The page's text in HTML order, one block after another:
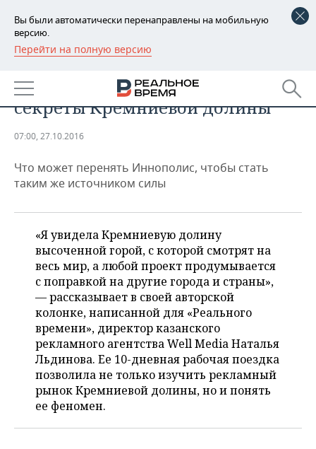
Вы были автоматически перенаправлены на мобильную
версию.
Перейти на полную версию
РЕГИОНЫ
БАШКОРТОСТАН
ТАТАРСТАН
НОВОСТИ
АНАЛИТИКА
ДЕКЛАРАЦИИ О ДОХОДАХ
КОРОЛИ ГОСЗАКАЗА ПФО
ВУЗЫ ТАТАРСТАНА
КОМУ ПРИНАДЛЕЖАТ
ТОРГОВЫЕ ЦЕНТРЫ
ТАТАРСТАНА
НОВОСТИ ЭКОНОМИКИ
ФИНАНСЫ
БАНКИ
БЮДЖЕТ
ИНВЕСТИЦИИ
ПРОМЫШЛЕННОСТЬ
НОВОСТИ
АГРОПРОМ
МАШИНОСТРОЕНИЕ
НЕФТЕХИМИЯ
НЕФТЬ
ОПК
НЕДВИЖИМОСТЬ
НОВОСТИ НЕДВИЖИМОСТИ
АВТО
НОВОСТИ АВТО
БИЗНЕС
НОВОСТИ БИЗНЕСА
РОЗНИЧНАЯ ТОРГОВЛЯ
ТРАНСПОРТ
УСЛУГИ
ТЕХНОЛОГИИ
НОВОСТИ ТЕХНОЛОГИЙ
МЕДИА
МЕРОПРИЯТИЯ
НОВОСТИ МЕРОПРИЯТИЙ
ВЫЕЗДНАЯ РЕДАКЦИЯ
СПОРТ
НОВОСТИ СПОРТА
ОБЩЕСТВО
Нетворкинг как он есть и другие
секреты Кремниевой долины
07:00, 27.10.2016
Что может перенять Иннополис, чтобы стать
таким же источником силы
«Я увидела Кремниевую долину
высоченной горой, с которой смотрят на
весь мир, а любой проект продумывается
с поправкой на другие города и страны»,
— рассказывает в своей авторской
колонке, написанной для «Реального
времени», директор казанского
рекламного агентства Well Media Наталья
Льдинова. Ее 10-дневная рабочая поездка
позволила не только изучить рекламный
рынок Кремниевой долины, но и понять
ее феномен.